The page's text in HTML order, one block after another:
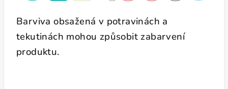
Barviva obsažená v potravinách a
tekutinách mohou způsobit zabarvení
produktu.